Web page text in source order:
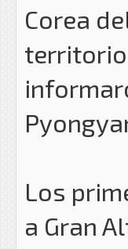
Corea
Los
a Gran